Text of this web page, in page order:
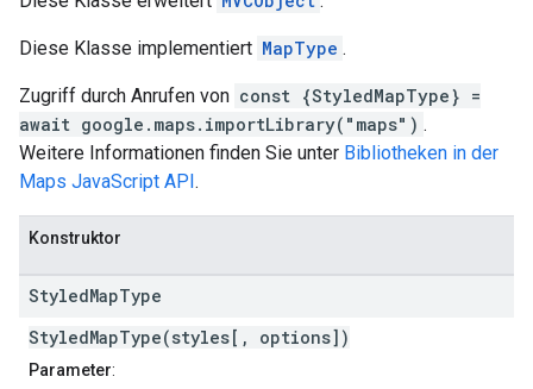
Diese Klasse implementiert MapType .
Zugriff durch Anrufen von const {StyledMapType} =
await google.maps.importLibrary("maps") .
Weitere Informationen finden Sie unter Bibliotheken in der
Maps JavaScript API.
Konstruktor
StyledMapType
StyledMapType(styles[, options])
Parameter: